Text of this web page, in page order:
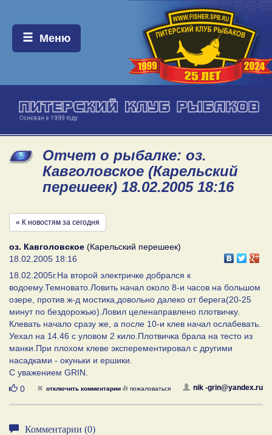
Меню:
Меню
Отчет о рыбалке: оз.
Кавголовское (Карельский
перешеек) 18.02.2005 18:16
« К новостям за сегодня
оз. Кавголовское (Карельский перешеек)
18.02.2005 18:16
18.02.2005г.На второй электричке добрался к
водоему.Темновато.Ловить начал около 8-и часов на большом
озере, против ж-д мостика,довольно далеко от берега(20-25
минут по бездорожью).Ловил целенаправлено плотвичку.
Клевать начало сразу же, а после 10-и клев начал ослабевать.
Уехал на 14.46 с уловом 2 кило.Плотвичка брала на тесто из
манки.При плохом клеве эксперементировал с другими
насадками - окуньки и ершики.
С уважением GRIN.
Нравится
0 отключить комментарии nik -grin@yandex.ru
пожаловаться
Комментарии (0)